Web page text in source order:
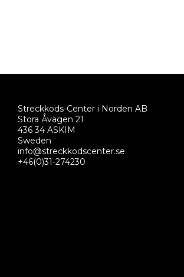
Streckkods-Center i Norden AB
Stora Åvägen 21
436 34 ASKIM
Sweden
info@streckkodscenter.se
+46(0)31-274230